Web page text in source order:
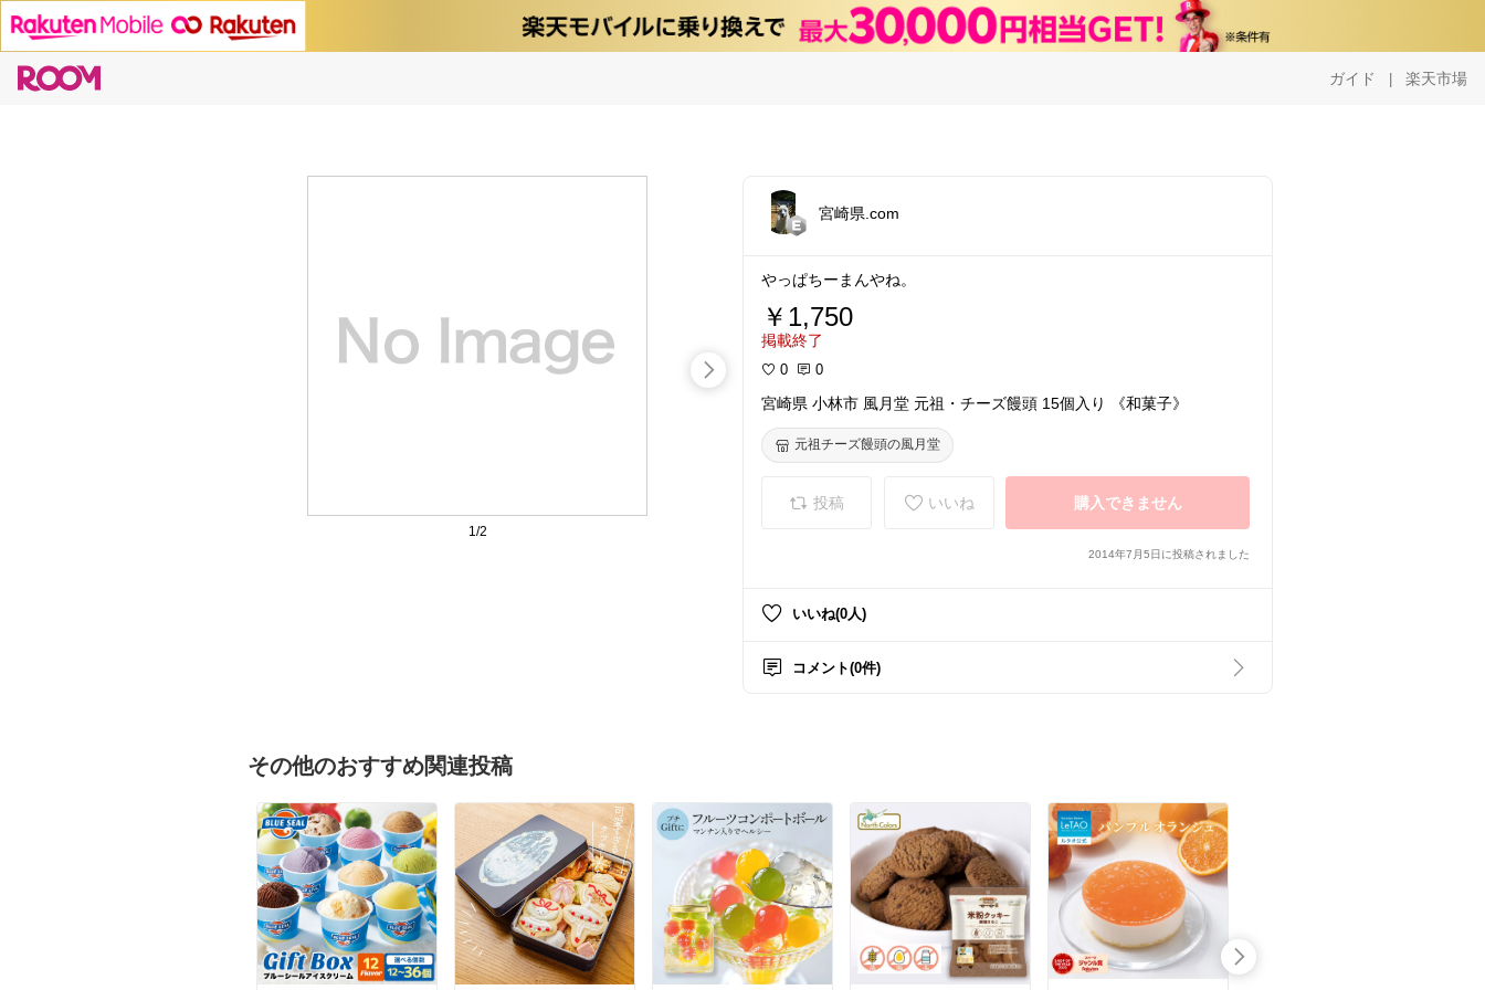
ガイド | 楽天市場
1/2
宮崎県.com
やっぱちーまんやね。
￥1,750
掲載終了
0 0
宮崎県 小林市 風月堂 元祖・チーズ饅頭 15個入り 《和菓子》
元祖チーズ饅頭の風月堂
投稿 いいね 購入できません
2014年7月5日に投稿されました
いいね(0人)
コメント(0件)
その他のおすすめ関連投稿